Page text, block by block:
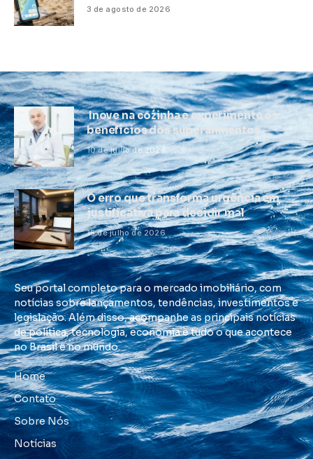
3 de agosto de 2026
Inove na cozinha e experimente os
benefícios dos superalimentos
10 de julho de 2024
O erro que transforma urgência em
justificativa para decidir mal
15 de julho de 2026
Seu portal completo para o mercado imobiliário, com
notícias sobre lançamentos, tendências, investimentos e
legislação. Além disso, acompanhe as principais notícias
de política, tecnologia, economia e tudo o que acontece
no Brasil e no mundo.
Home
Contato
Sobre Nós
Notícias